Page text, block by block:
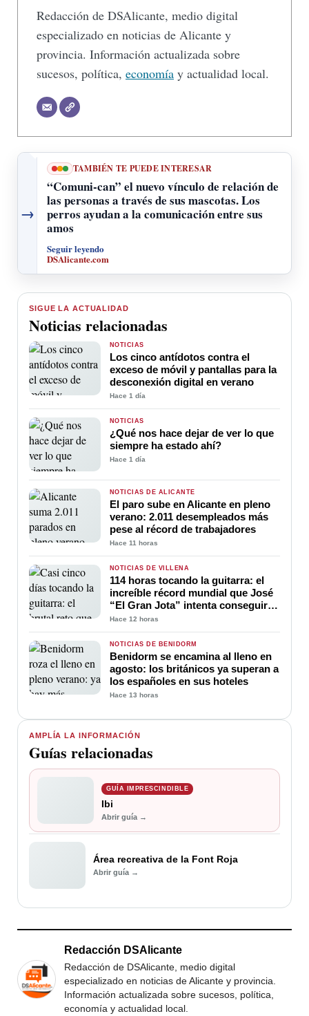
Redacción de DSAlicante, medio digital
especializado en noticias de Alicante y
provincia. Información actualizada sobre
sucesos, política, economía y actualidad local.
→
TAMBIÉN TE PUEDE INTERESAR
“Comuni-can” el nuevo vínculo de relación de
las personas a través de sus mascotas. Los
perros ayudan a la comunicación entre sus
amos
Seguir leyendo
DSAlicante.com
AMPLÍA LA INFORMACIÓN
Guías relacionadas
GUÍA IMPRESCINDIBLE
Ibi
Abrir guía →
Área recreativa de la Font Roja
Abrir guía →
SIGUE LA ACTUALIDAD
Noticias relacionadas
NOTICIAS
Los cinco antídotos contra el
exceso de móvil y pantallas para la
desconexión digital en verano
Hace 1 día
NOTICIAS
¿Qué nos hace dejar de ver lo que
siempre ha estado ahí?
Hace 1 día
NOTICIAS DE ALICANTE
El paro sube en Alicante en pleno
verano: 2.011 desempleados más
pese al récord de trabajadores
Hace 11 horas
NOTICIAS DE VILLENA
114 horas tocando la guitarra: el
increíble récord mundial que José
“El Gran Jota” intenta conseguir
en Villena
Hace 12 horas
NOTICIAS DE BENIDORM
Benidorm se encamina al lleno en
agosto: los británicos ya superan a
los españoles en sus hoteles
Hace 13 horas
Redacción DSAlicante
Redacción de DSAlicante, medio digital
especializado en noticias de Alicante y provincia.
Información actualizada sobre sucesos, política,
economía y actualidad local.